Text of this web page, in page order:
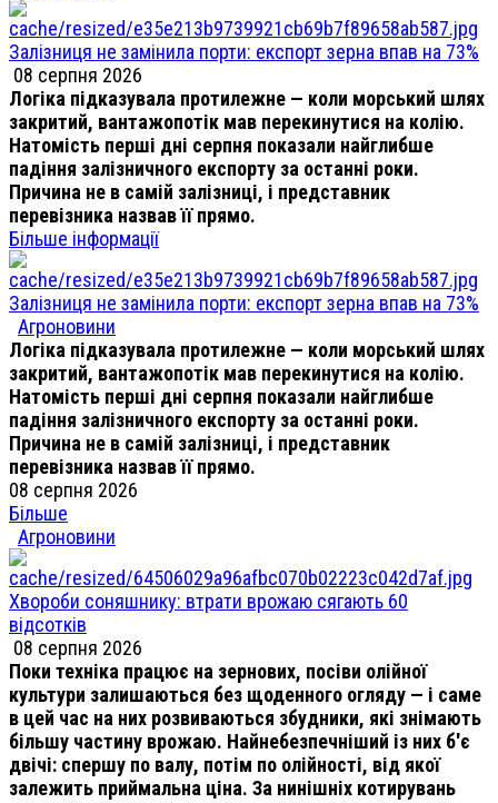
Залізниця не замінила порти: експорт зерна впав на 73%
08 серпня 2026
Логіка підказувала протилежне — коли морський шлях
закритий, вантажопотік мав перекинутися на колію.
Натомість перші дні серпня показали найглибше
падіння залізничного експорту за останні роки.
Причина не в самій залізниці, і представник
перевізника назвав її прямо.
Більше інформації
Залізниця не замінила порти: експорт зерна впав на 73%
Агроновини
Логіка підказувала протилежне — коли морський шлях
закритий, вантажопотік мав перекинутися на колію.
Натомість перші дні серпня показали найглибше
падіння залізничного експорту за останні роки.
Причина не в самій залізниці, і представник
перевізника назвав її прямо.
08 серпня 2026
Більше
Агроновини
Хвороби соняшнику: втрати врожаю сягають 60
відсотків
08 серпня 2026
Поки техніка працює на зернових, посіви олійної
культури залишаються без щоденного огляду — і саме
в цей час на них розвиваються збудники, які знімають
більшу частину врожаю. Найнебезпечніший із них б'є
двічі: спершу по валу, потім по олійності, від якої
залежить приймальна ціна. За нинішніх котирувань